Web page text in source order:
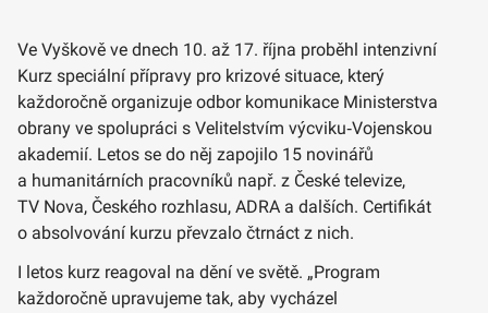
Ve Vyškově ve dnech 10. až 17. října proběhl intenzivní
Kurz speciální přípravy pro krizové situace, který
každoročně organizuje odbor komunikace Ministerstva
obrany ve spolupráci s Velitelstvím výcviku‑Vojenskou
akademií. Letos se do něj zapojilo 15 novinářů
a humanitárních pracovníků např. z České televize,
TV Nova, Českého rozhlasu, ADRA a dalších. Certifikát
o absolvování kurzu převzalo čtrnáct z nich.
I letos kurz reagoval na dění ve světě. „Program
každoročně upravujeme tak, aby vycházel